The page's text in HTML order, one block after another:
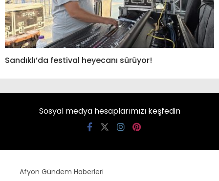
Sandıklı’da festival heyecanı sürüyor!
Sosyal medya hesaplarımızı keşfedin
Afyon Gündem Haberleri